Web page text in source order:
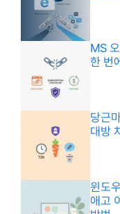
MS
한 번
당근
대방
윈도
애고